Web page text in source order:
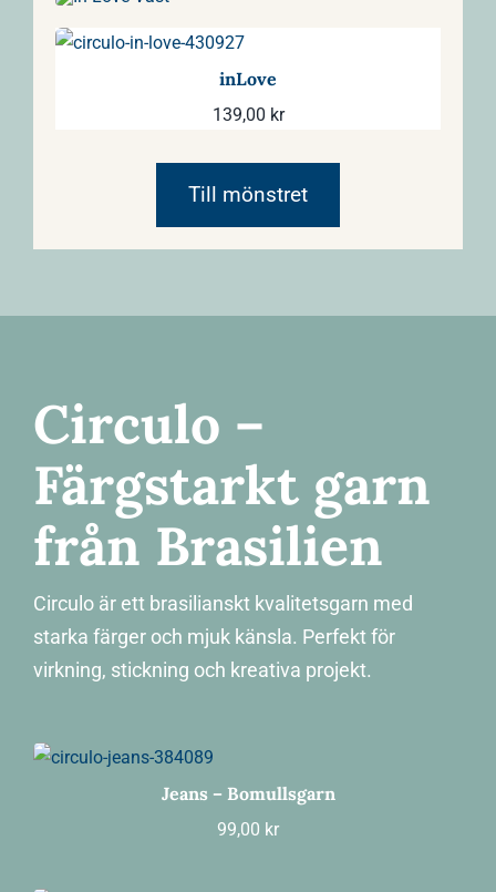
inLove
139,00 kr
Till mönstret
Circulo –
Färgstarkt garn
från Brasilien
Circulo är ett brasilianskt kvalitetsgarn med
starka färger och mjuk känsla. Perfekt för
virkning, stickning och kreativa projekt.
Jeans – Bomullsgarn
99,00 kr